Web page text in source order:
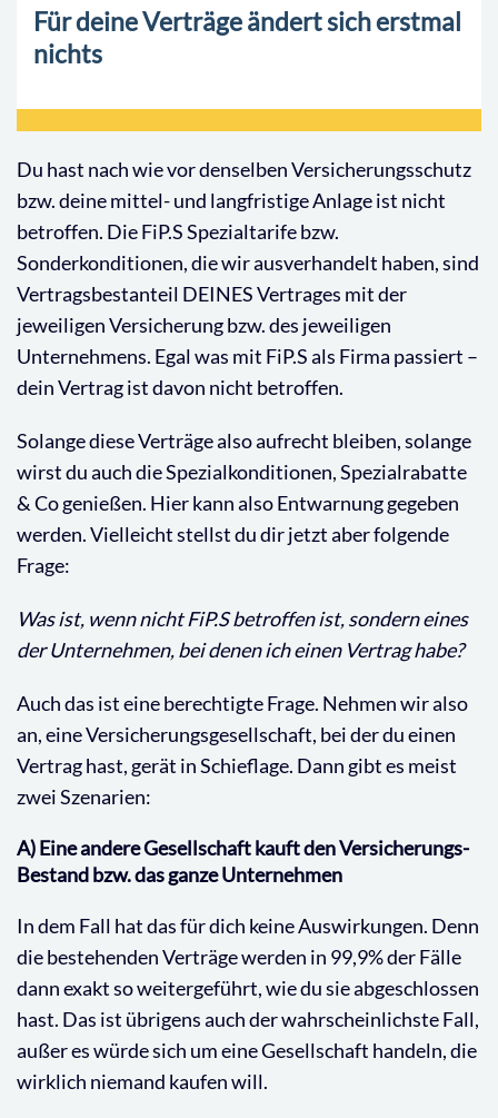
Für deine Verträge ändert sich erstmal
nichts
Du hast nach wie vor denselben Versicherungsschutz
bzw. deine mittel- und langfristige Anlage ist nicht
betroffen. Die FiP.S Spezialtarife bzw.
Sonderkonditionen, die wir ausverhandelt haben, sind
Vertragsbestanteil DEINES Vertrages mit der
jeweiligen Versicherung bzw. des jeweiligen
Unternehmens. Egal was mit FiP.S als Firma passiert –
dein Vertrag ist davon nicht betroffen.
Solange diese Verträge also aufrecht bleiben, solange
wirst du auch die Spezialkonditionen, Spezialrabatte
& Co genießen. Hier kann also Entwarnung gegeben
werden. Vielleicht stellst du dir jetzt aber folgende
Frage:
Was ist, wenn nicht FiP.S betroffen ist, sondern eines
der Unternehmen, bei denen ich einen Vertrag habe?
Auch das ist eine berechtigte Frage. Nehmen wir also
an, eine Versicherungsgesellschaft, bei der du einen
Vertrag hast, gerät in Schieflage. Dann gibt es meist
zwei Szenarien:
A) Eine andere Gesellschaft kauft den Versicherungs-
Bestand bzw. das ganze Unternehmen
In dem Fall hat das für dich keine Auswirkungen. Denn
die bestehenden Verträge werden in 99,9% der Fälle
dann exakt so weitergeführt, wie du sie abgeschlossen
hast. Das ist übrigens auch der wahrscheinlichste Fall,
außer es würde sich um eine Gesellschaft handeln, die
wirklich niemand kaufen will.